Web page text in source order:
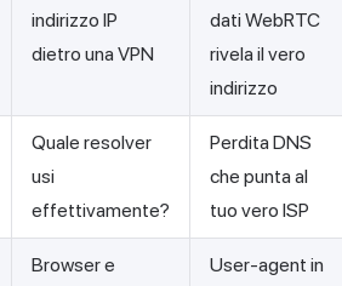
indirizzo IP
dietro una VPN
dati WebRTC
rivela il vero
indirizzo
Quale resolver
usi
effettivamente?
Perdita DNS
che punta al
tuo vero ISP
Browser e
User-agent in